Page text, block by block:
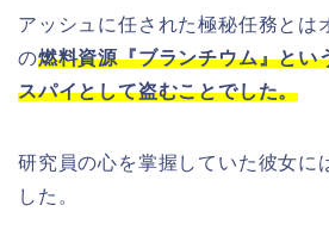
アッシュに任された極秘任務とは
の燃料資源『ブランチウム』とい
スパイとして盗むことでした。
研究員の心を掌握していた彼女に
した。